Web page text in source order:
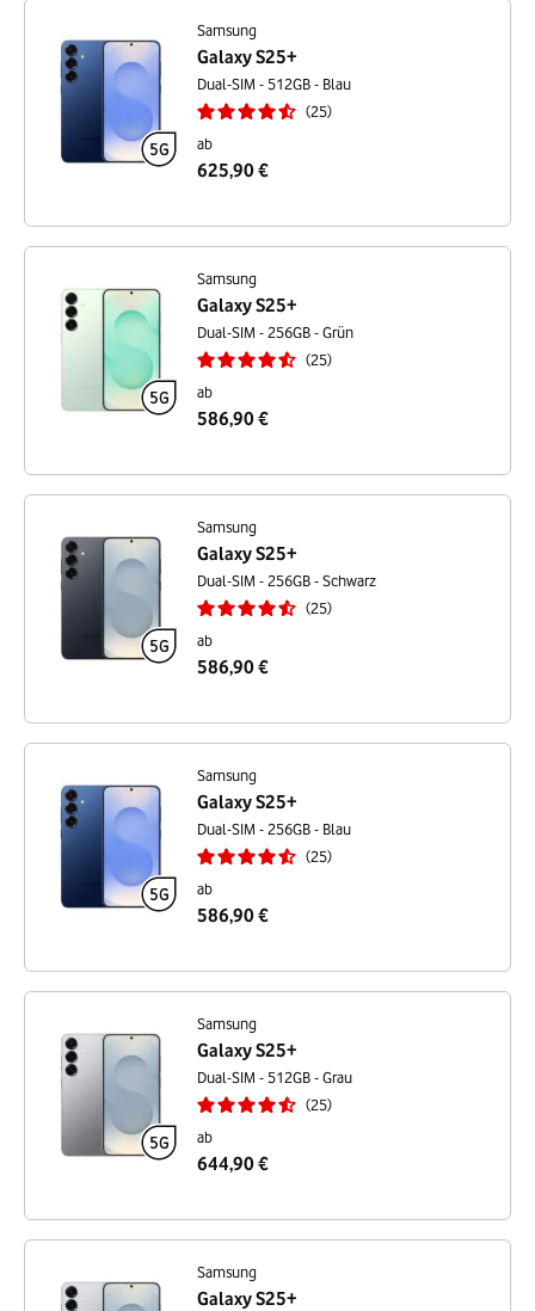
Samsung
Galaxy S25+
Dual-SIM - 512GB - Blau
25
ab
625,90 €
Samsung
Galaxy S25+
Dual-SIM - 256GB - Grün
25
ab
586,90 €
Samsung
Galaxy S25+
Dual-SIM - 256GB - Schwarz
25
ab
586,90 €
Samsung
Galaxy S25+
Dual-SIM - 256GB - Blau
25
ab
586,90 €
Samsung
Galaxy S25+
Dual-SIM - 512GB - Grau
25
ab
644,90 €
Samsung
Galaxy S25+